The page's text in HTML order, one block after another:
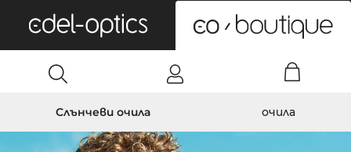
Слънчеви очила очила